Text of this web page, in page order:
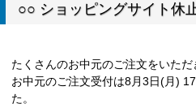
○○ ショッピングサイト休
たくさんのお中元のご注文をいただ
お中元のご注文受付は8月3日(月)
た。